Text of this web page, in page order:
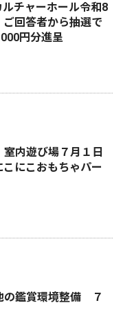
チャーホール令和8
回答者から抽選で
円分進呈
内遊び場７月１日
にこおもちゃパー
鑑賞環境整備 ７